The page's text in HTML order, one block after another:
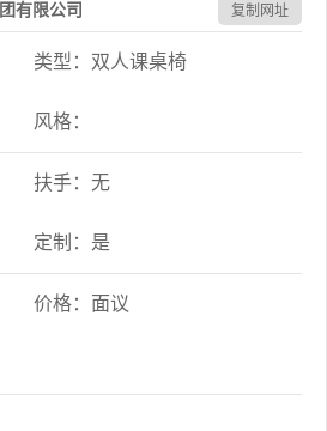
有限公司 复制网址
类型：双人课桌椅
风格：
扶手：无
定制：是
价格：面议